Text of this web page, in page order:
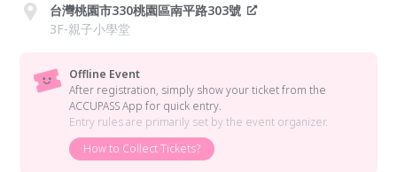
台灣桃園市330桃園區南平路303號
3F-親子小學堂
Offline Event
After registration, simply show your ticket from the
ACCUPASS App for quick entry.
Entry rules are primarily set by the event organizer.
How to Collect Tickets?